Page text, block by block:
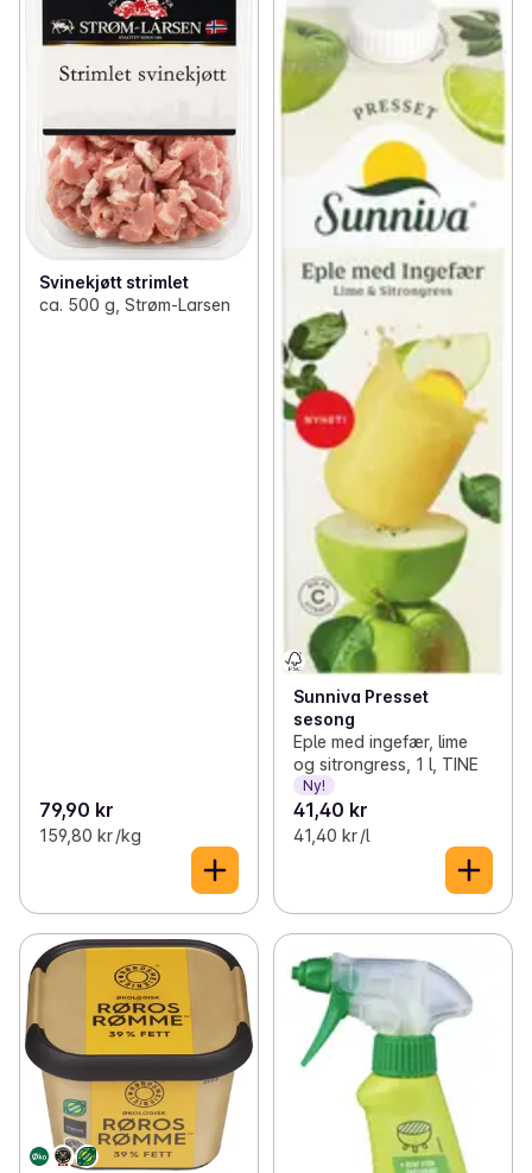
Svinekjøtt strimlet
ca. 500 g, Strøm-Larsen
79,90 kr
159,80 kr /kg
Sunniva Presset
sesong
Eple med ingefær, lime
og sitrongress, 1 l, TINE
Ny!
41,40 kr
41,40 kr /l